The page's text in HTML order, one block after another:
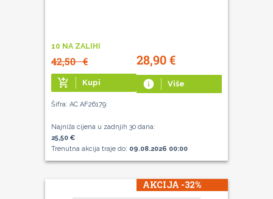
10 NA ZALIHI
42,50€ 28,90€
add_shopping_cart Kupi info Više
Šifra: AC AF26179
Najniža cijena u zadnjih 30 dana:
25,50 €
Trenutna akcija traje do: 09.08.2026 00:00
AKCIJA -32%